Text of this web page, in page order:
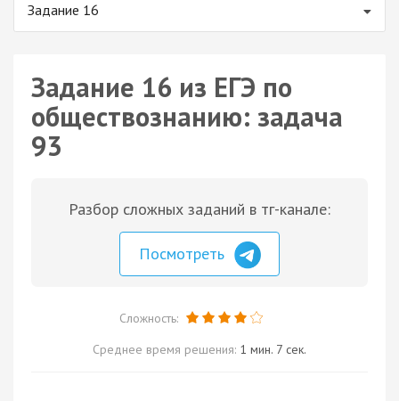
Задание 16
Задание 16 из ЕГЭ по
обществознанию: задача
93
Разбор сложных заданий в тг-канале:
Посмотреть
Сложность:
Среднее время решения: 1 мин. 7 сек.